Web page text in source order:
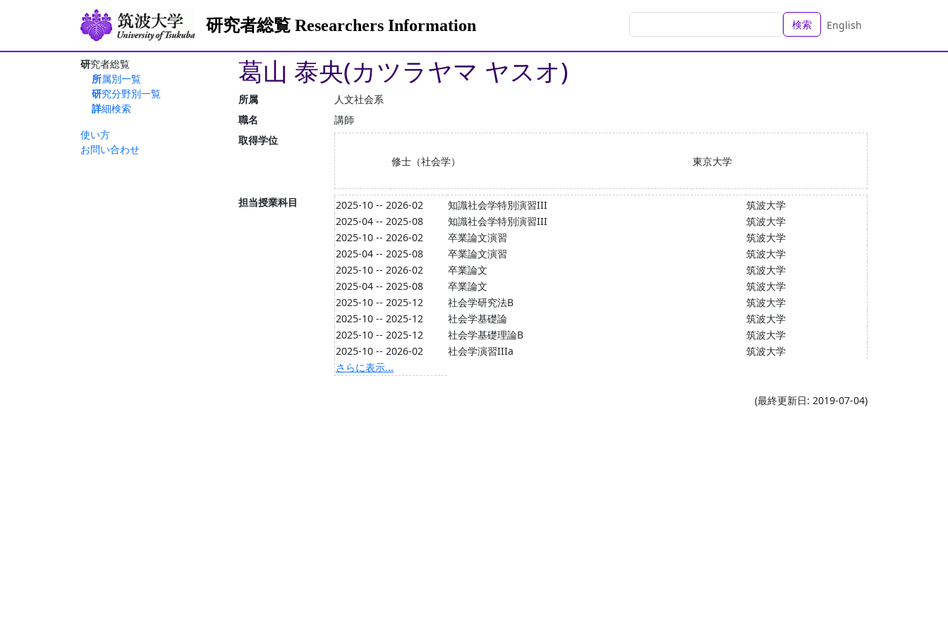
研究者総覧 Researchers Information 検索 English
研究者総覧
所属別一覧
研究分野別一覧
詳細検索
使い方
お問い合わせ
葛山 泰央(カツラヤマ ヤスオ)
所属
人文社会系
職名
講師
取得学位
修士（社会学）
東京大学
担当授業科目 2025-10 -- 2026-02 知識社会学特別演習III
筑波大学
2025-04 -- 2025-08
知識社会学特別演習III
筑波大学
2025-10 -- 2026-02
卒業論文演習
筑波大学
2025-04 -- 2025-08
卒業論文演習
筑波大学
2025-10 -- 2026-02
卒業論文
筑波大学
2025-04 -- 2025-08
卒業論文
筑波大学
2025-10 -- 2025-12
社会学研究法B
筑波大学
2025-10 -- 2025-12
社会学基礎論
筑波大学
2025-10 -- 2025-12
社会学基礎理論B
筑波大学
2025-10 -- 2026-02
社会学演習IIIa
筑波大学
さらに表示...
(最終更新日: 2019-07-04)